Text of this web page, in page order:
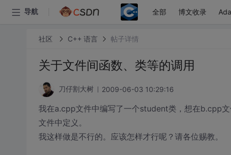
导航 全部 博文收录
社区 C++ 语言 帖子详情
关于文件间函数、类等的调用
刀仔割大树 2009-06-03 10:29:16
我在a.cpp文件中编写了一个student类，想在b.cpp
文件中定义。
我这样做是不行的。应该怎样才行呢？请各位赐教。